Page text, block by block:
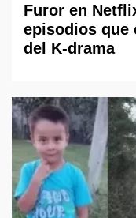
Furor en
episodios que
del K-drama